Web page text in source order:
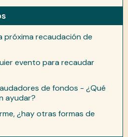
próxima recaudación de
evento para recaudar
de fondos - ¿Qué
ayudar?
¿hay otras formas de